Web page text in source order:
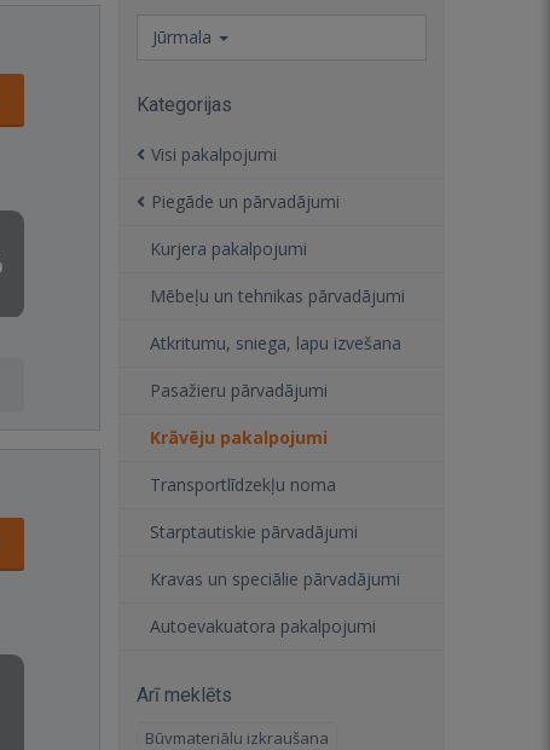
Jūrmala
Kategorijas
Visi pakalpojumi
Piegāde un pārvadājumi
Kurjera pakalpojumi
Mēbeļu un tehnikas pārvadājumi
Atkritumu, sniega, lapu izvešana
Pasažieru pārvadājumi
Krāvēju pakalpojumi
Transportlīdzekļu noma
Starptautiskie pārvadājumi
Kravas un speciālie pārvadājumi
Autoevakuatora pakalpojumi
Arī meklēts
Būvmateriālu izkraušana